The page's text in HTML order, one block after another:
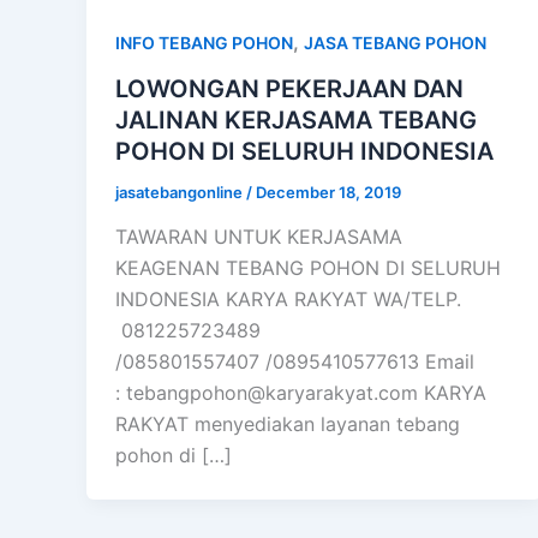
INFO TEBANG POHON, JASA TEBANG POHON
LOWONGAN PEKERJAAN DAN
JALINAN KERJASAMA TEBANG
POHON DI SELURUH INDONESIA
jasatebangonline / December 18, 2019
TAWARAN UNTUK KERJASAMA
KEAGENAN TEBANG POHON DI SELURUH
INDONESIA KARYA RAKYAT WA/TELP.
081225723489
/085801557407 /0895410577613 Email
: tebangpohon@karyarakyat.com KARYA
RAKYAT menyediakan layanan tebang
pohon di […]